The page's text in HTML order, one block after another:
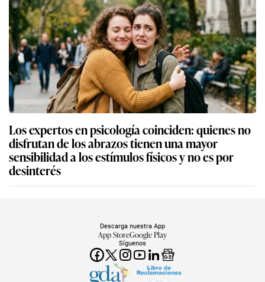
Los expertos en psicología coinciden: quienes no
disfrutan de los abrazos tienen una mayor
sensibilidad a los estímulos físicos y no es por
desinterés
Síguenos
Descarga nuestra App
App StoreGoogle Play